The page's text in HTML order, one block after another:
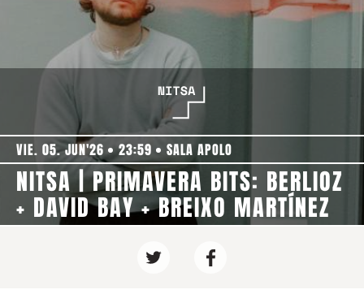
VIE. 05. JUN'26 23:59 SALA APOLO
NITSA | PRIMAVERA BITS: BERLIOZ
+ DAVID BAY + BREIXO MARTÍNEZ